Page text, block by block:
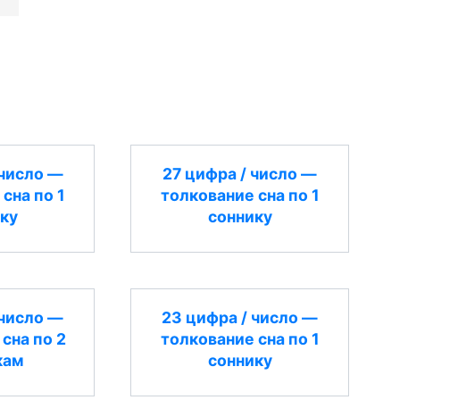
—
по 1
27 цифра / число —
толкование сна по 1
соннику
—
по 2
23 цифра / число —
толкование сна по 1
соннику